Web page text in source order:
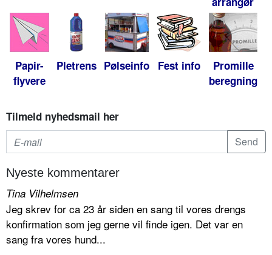
Papir-
flyvere
Pletrens Pølseinfo Fest info
Promille
beregning
Tilmeld nyhedsmail her
Nyeste kommentarer
Tina Vilhelmsen
Jeg skrev for ca 23 år siden en sang til vores drengs
konfirmation som jeg gerne vil finde igen. Det var en
sang fra vores hund...